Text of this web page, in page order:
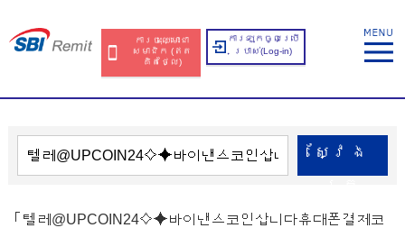
ការចុះឈ្មោះជា
សមាជិក​​ (ឥត​
គិត​ថ្លៃ​)
ការឡុកចូលប្រើ
ប្រាស់​(Log-in)
ស្វែង​
「텔레@UPCOIN24⟡⯌바이낸스코인삽니다휴대폰결제코